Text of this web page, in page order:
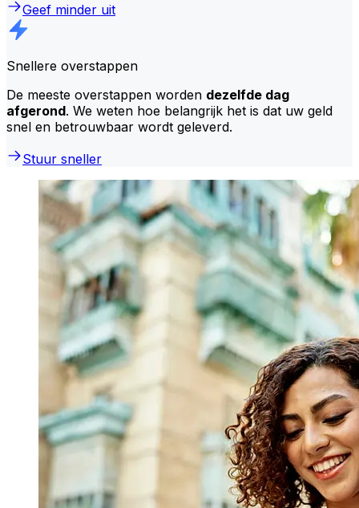
Geef minder uit
Snellere overstappen
De meeste overstappen worden dezelfde dag
afgerond. We weten hoe belangrijk het is dat uw geld
snel en betrouwbaar wordt geleverd.
Stuur sneller